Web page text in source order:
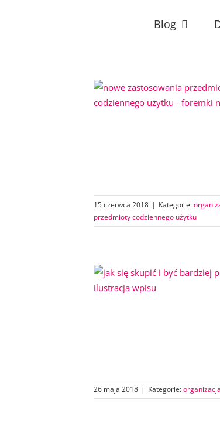
Blog
15 czerwca 2018 | Kategorie:
przedmioty codziennego użytku
26 maja 2018 | Kategorie: